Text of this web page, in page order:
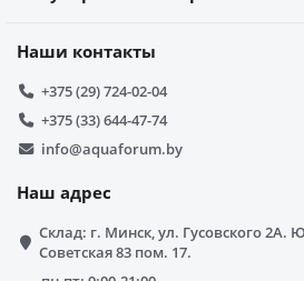
Наши контакты
+375 (29) 724-02-04
+375 (33) 644-47-74
info@aquaforum.by
Наш адрес
Склад: г. Минск, ул. Гусовского 2А.
Советская 83 пом. 17.